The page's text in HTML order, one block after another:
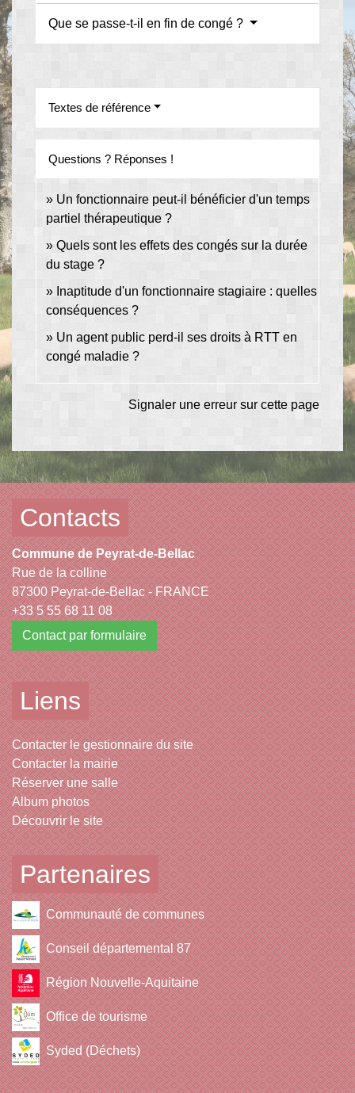
Que se passe-t-il en fin de congé ?
Textes de référence
Questions ? Réponses !
Un fonctionnaire peut-il bénéficier d'un temps
partiel thérapeutique ?
Quels sont les effets des congés sur la durée
du stage ?
Inaptitude d'un fonctionnaire stagiaire : quelles
conséquences ?
Un agent public perd-il ses droits à RTT en
congé maladie ?
Signaler une erreur sur cette page
Contacts
Commune de Peyrat-de-Bellac
Rue de la colline
87300 Peyrat-de-Bellac - FRANCE
+33 5 55 68 11 08
Contact par formulaire
Liens
Contacter le gestionnaire du site
Contacter la mairie
Réserver une salle
Album photos
Découvrir le site
Partenaires
Communauté de communes
Conseil départemental 87
Région Nouvelle-Aquitaine
Office de tourisme
Syded (Déchets)